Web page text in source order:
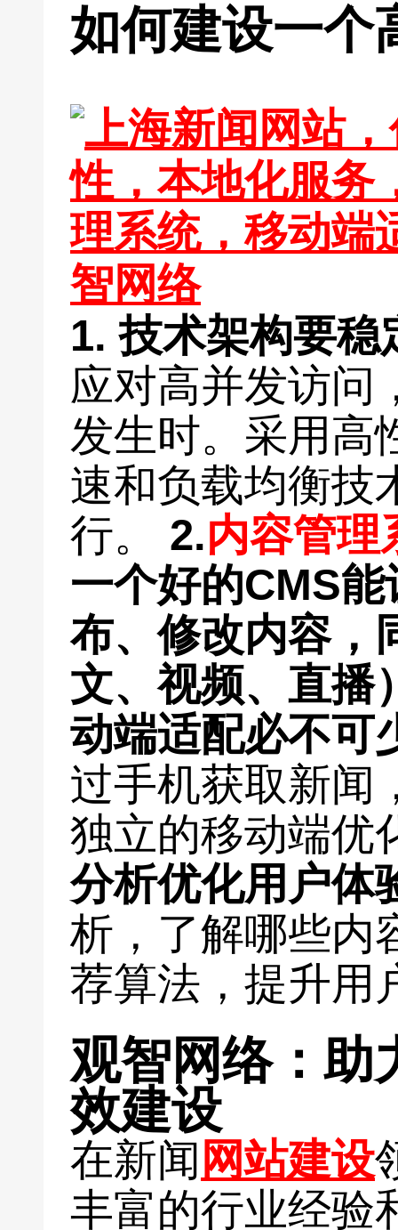
如何建设一个
1. 技术架构要稳
应对高并发访问
发生时。采用高
速和负载均衡技
行。 2.内容管理
一个好的CMS
布、修改内容，
文、视频、直播
动端适配必不可
过手机获取新闻
独立的移动端优
分析优化用户体
析，了解哪些内
荐算法，提升用
观智网络：助
效建设
在新闻 网站建设
丰富的行业经验